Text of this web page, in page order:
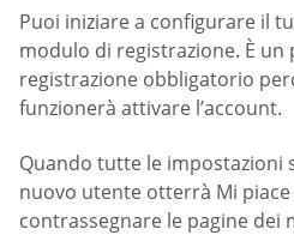
Puoi iniziare a configurare il
modulo di registrazione. È un
registrazione obbligatorio
funzionerà attivare l’account.
Quando tutte le impostazioni
nuovo utente otterrà Mi
contrassegnare le pagine dei